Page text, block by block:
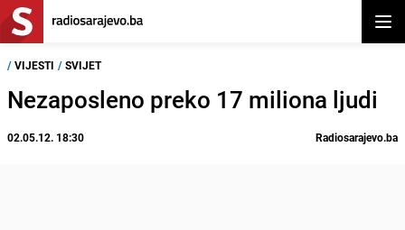
/ VIJESTI / SVIJET
Nezaposleno preko 17 miliona ljudi
02.05.12. 18:30 Radiosarajevo.ba